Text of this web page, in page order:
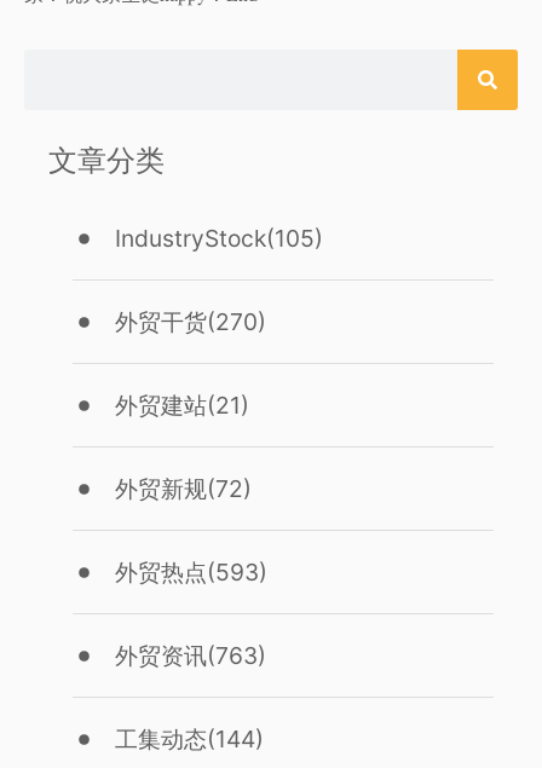
文章分类
IndustryStock(105)
外贸干货(270)
外贸建站(21)
外贸新规(72)
外贸热点(593)
外贸资讯(763)
工集动态(144)